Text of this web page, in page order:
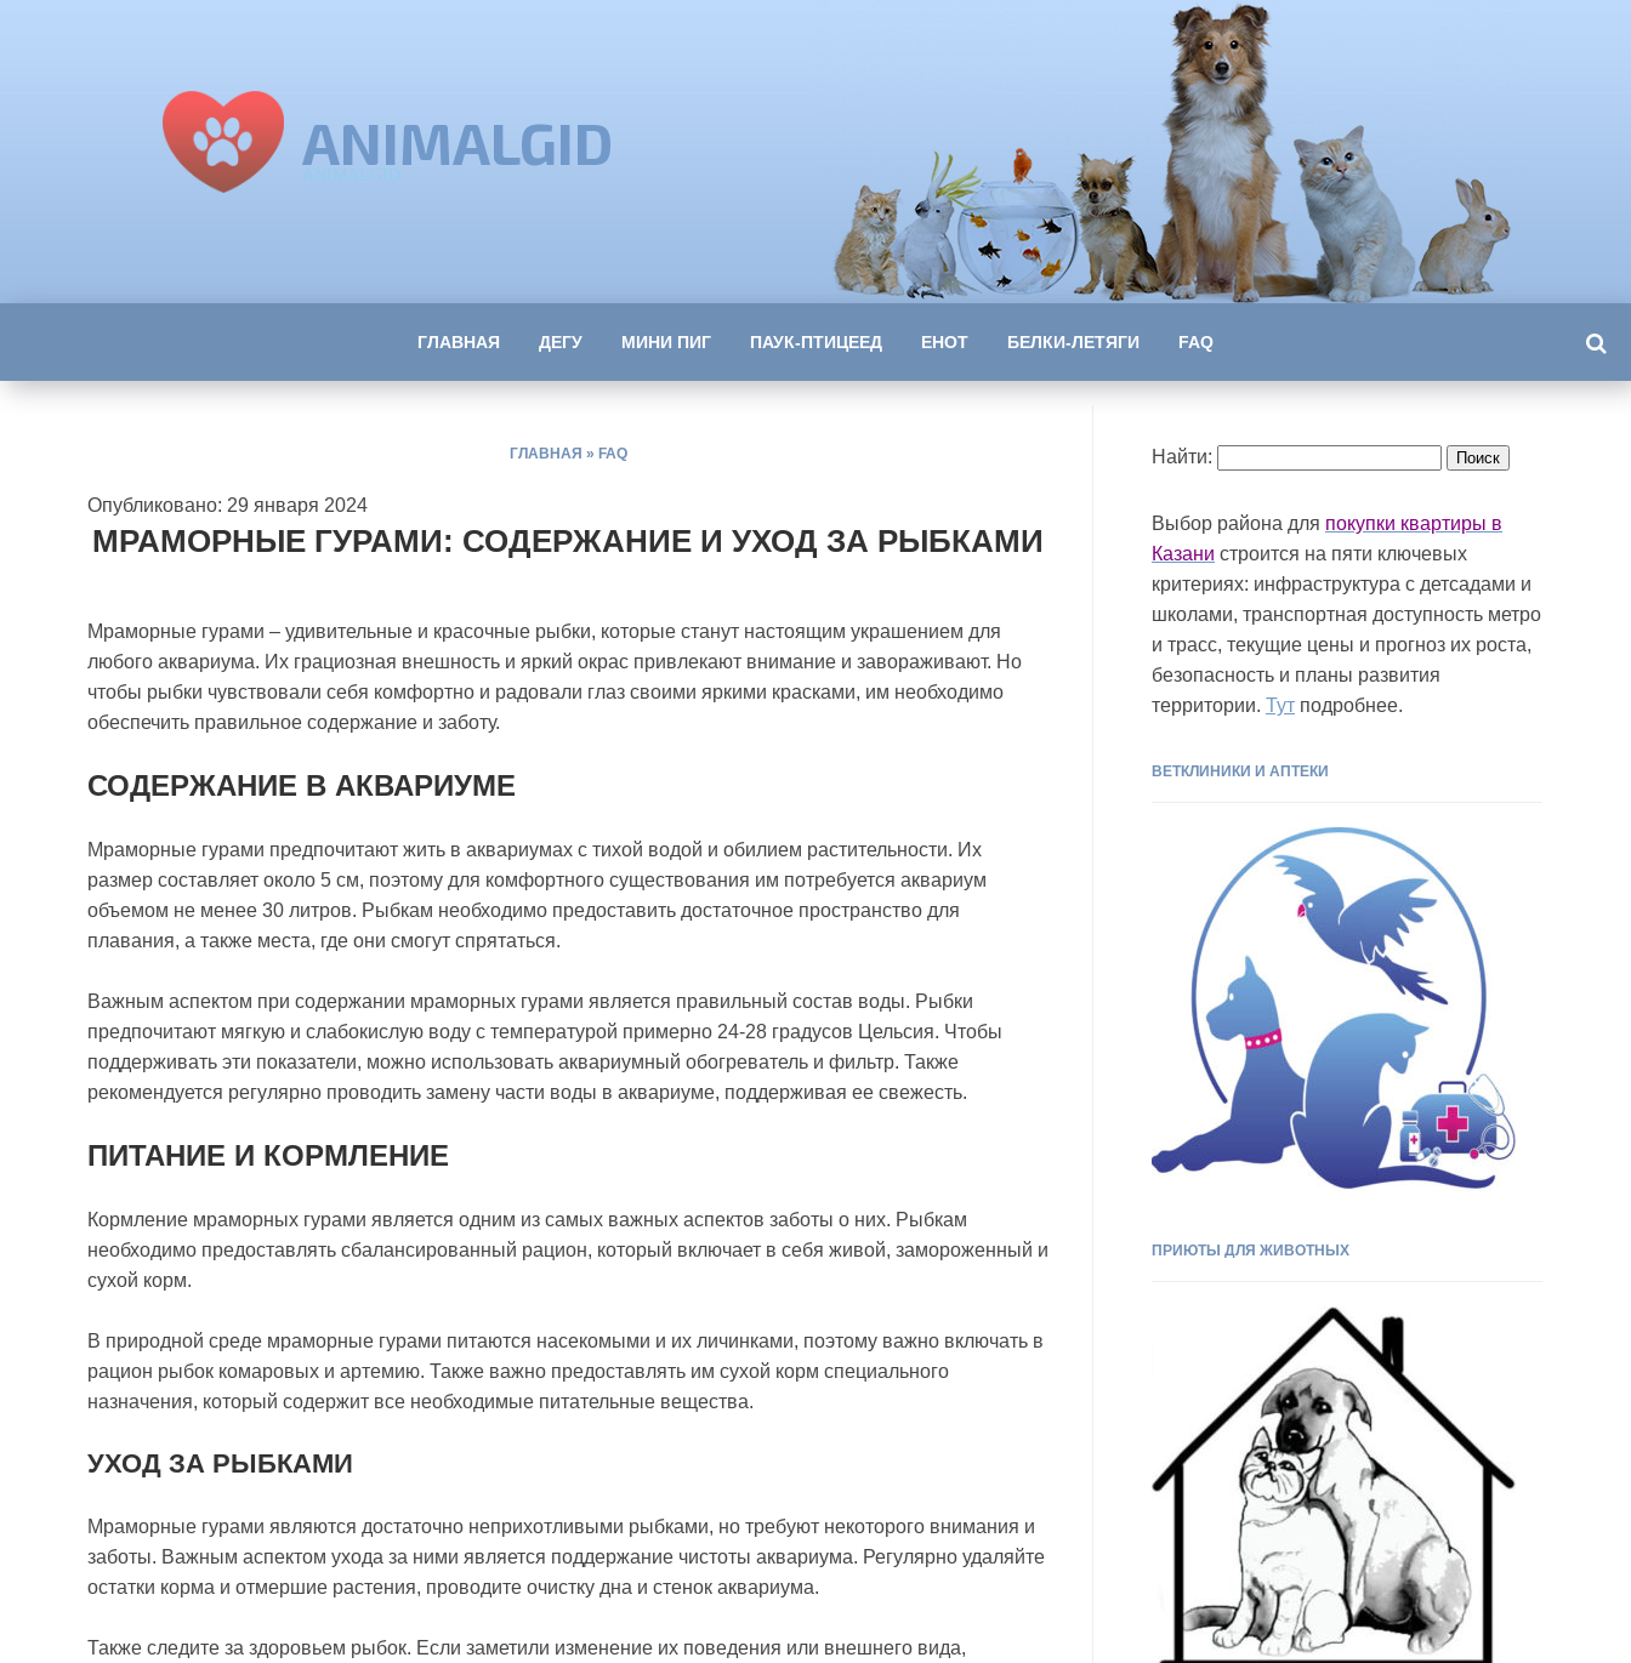
ANIMALGID
ANIMALGID
ГЛАВНАЯ ДЕГУ МИНИ ПИГ ПАУК-ПТИЦЕЕД ЕНОТ БЕЛКИ-ЛЕТЯГИ FAQ
ГЛАВНАЯ » FAQ
Опубликовано: 29 января 2024
МРАМОРНЫЕ ГУРАМИ: СОДЕРЖАНИЕ И УХОД ЗА РЫБКАМИ
Мраморные гурами – удивительные и красочные рыбки, которые станут настоящим украшением для
любого аквариума. Их грациозная внешность и яркий окрас привлекают внимание и завораживают. Но
чтобы рыбки чувствовали себя комфортно и радовали глаз своими яркими красками, им необходимо
обеспечить правильное содержание и заботу.
СОДЕРЖАНИЕ В АКВАРИУМЕ
Мраморные гурами предпочитают жить в аквариумах с тихой водой и обилием растительности. Их
размер составляет около 5 см, поэтому для комфортного существования им потребуется аквариум
объемом не менее 30 литров. Рыбкам необходимо предоставить достаточное пространство для
плавания, а также места, где они смогут спрятаться.
Важным аспектом при содержании мраморных гурами является правильный состав воды. Рыбки
предпочитают мягкую и слабокислую воду с температурой примерно 24-28 градусов Цельсия. Чтобы
поддерживать эти показатели, можно использовать аквариумный обогреватель и фильтр. Также
рекомендуется регулярно проводить замену части воды в аквариуме, поддерживая ее свежесть.
ПИТАНИЕ И КОРМЛЕНИЕ
Кормление мраморных гурами является одним из самых важных аспектов заботы о них. Рыбкам
необходимо предоставлять сбалансированный рацион, который включает в себя живой, замороженный и
сухой корм.
В природной среде мраморные гурами питаются насекомыми и их личинками, поэтому важно включать в
рацион рыбок комаровых и артемию. Также важно предоставлять им сухой корм специального
назначения, который содержит все необходимые питательные вещества.
УХОД ЗА РЫБКАМИ
Мраморные гурами являются достаточно неприхотливыми рыбками, но требуют некоторого внимания и
заботы. Важным аспектом ухода за ними является поддержание чистоты аквариума. Регулярно удаляйте
остатки корма и отмершие растения, проводите очистку дна и стенок аквариума.
Также следите за здоровьем рыбок. Если заметили изменение их поведения или внешнего вида,
Найти:
Выбор района для покупки квартиры в
Казани строится на пяти ключевых
критериях: инфраструктура с детсадами и
школами, транспортная доступность метро
и трасс, текущие цены и прогноз их роста,
безопасность и планы развития
территории. Тут подробнее.
ВЕТКЛИНИКИ И АПТЕКИ
ПРИЮТЫ ДЛЯ ЖИВОТНЫХ